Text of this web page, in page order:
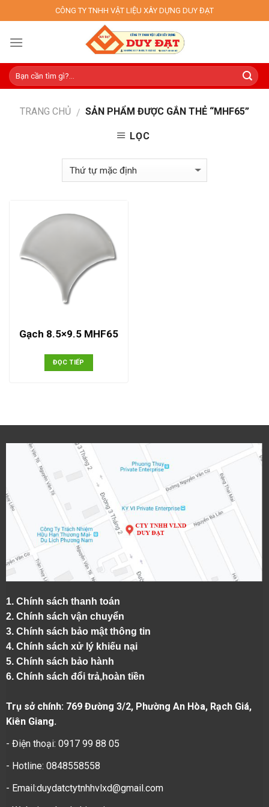
to
content
CÔNG TY TNHH VẬT LIỆU XÂY DỰNG DUY ĐẠT
TRANG CHỦ / SẢN PHẨM ĐƯỢC GẮN THẺ “MHF65”
LỌC
Gạch 8.5×9.5 MHF65
ĐỌC TIẾP
1. Chính sách thanh toán
2. Chính sách vận chuyển
3. Chính sách bảo mật thông tin
4. Chính sách xử lý khiếu nại
5. Chính sách bảo hành
6. Chính sách đổi trả,hoàn tiền
Trụ sở chính: 769 Đường 3/2, Phường An Hòa, Rạch Giá,
Kiên Giang.
- Điện thoại: 0917 99 88 05
- Hotline: 0848558558
- Email:duydatctytnhhvlxd@gmail.com